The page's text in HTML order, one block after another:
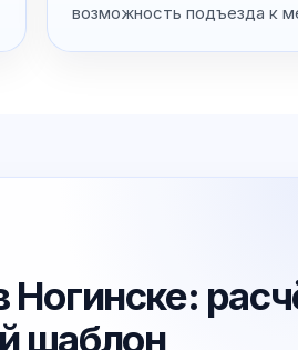
возможность подъезда к
Ногинске:
шаблон